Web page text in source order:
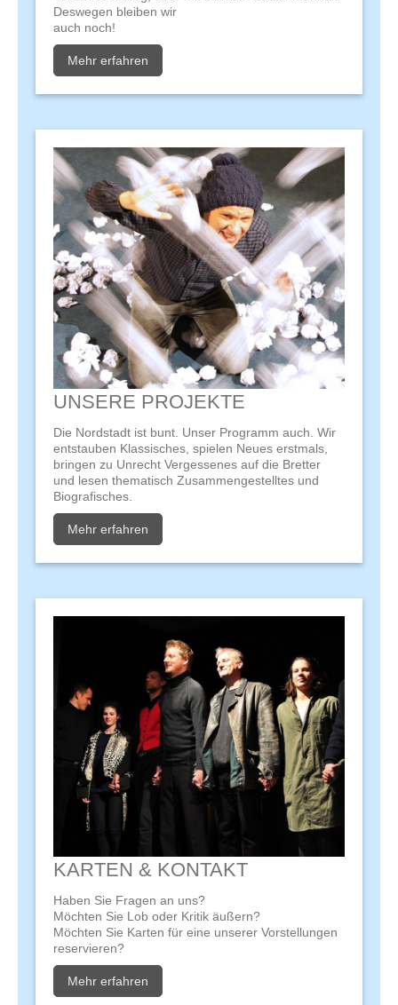
Deswegen bleiben wir
auch noch!
Mehr erfahren
UNSERE PROJEKTE
Die Nordstadt ist bunt. Unser Programm auch. Wir
entstauben Klassisches, spielen Neues erstmals,
bringen zu Unrecht Vergessenes auf die Bretter
und lesen thematisch Zusammengestelltes und
Biografisches.
Mehr erfahren
KARTEN & KONTAKT
Haben Sie Fragen an uns?
Möchten Sie Lob oder Kritik äußern?
Möchten Sie Karten für eine unserer Vorstellungen
reservieren?
Mehr erfahren